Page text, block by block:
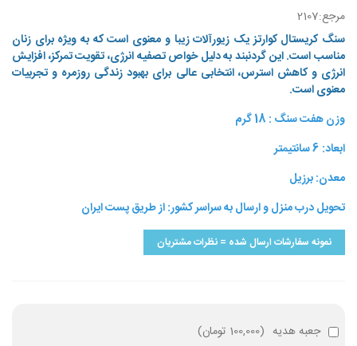
مرجع:2107
سنگ کریستال کوارتز یک زیورآلات زیبا و معنوی است که به ویژه برای زنان
مناسب است. این گردنبند به دلیل خواص تصفیه انرژی، تقویت تمرکز، افزایش
انرژی و کاهش استرس، انتخابی عالی برای بهبود زندگی روزمره و تجربیات
معنوی است.
وزن هفت سنگ : 18 گرم
ابعاد: 6 سانتیمتر
معدن: برزیل
تحویل درب منزل و ارسال به سراسر کشور: از طریق پست ایران
نمونه سفارشات ارسال شده = نظرات مشتریان
جعبه هدیه (100,000 تومان )